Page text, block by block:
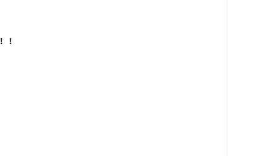
！